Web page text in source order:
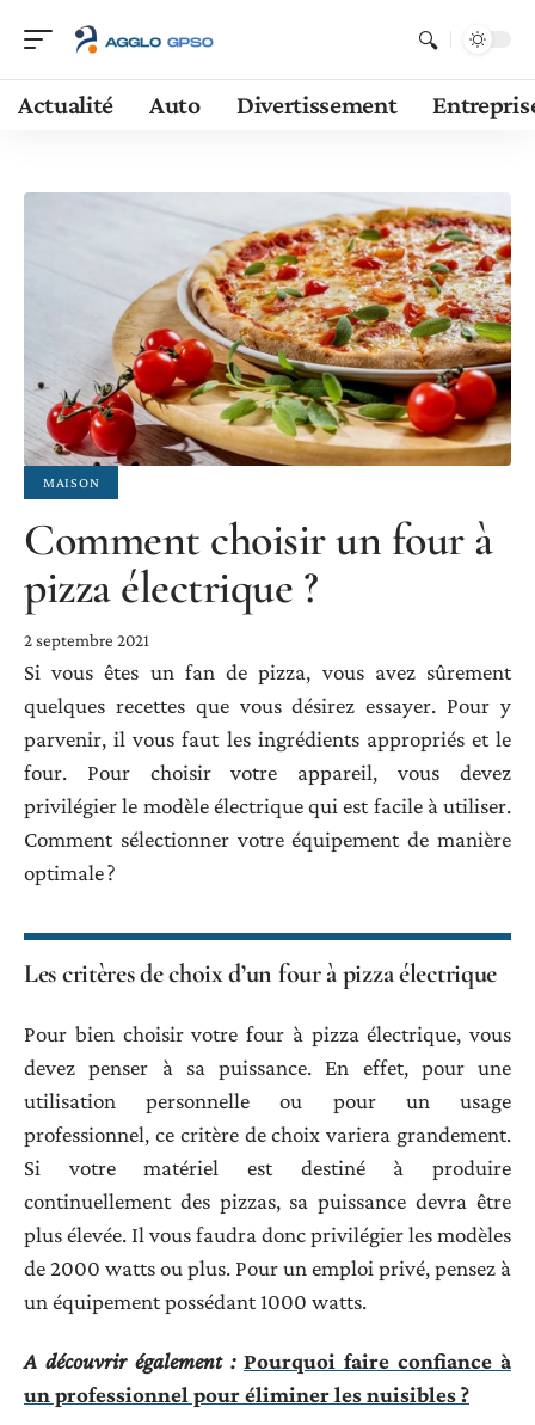
Actualité Auto Divertissement
MAISON
Comment choisir un four à
pizza électrique ?
2 septembre 2021
Si vous êtes un fan de pizza, vous avez sûrement
quelques recettes que vous désirez essayer. Pour y
parvenir, il vous faut les ingrédients appropriés et le
four. Pour choisir votre appareil, vous devez
privilégier le modèle électrique qui est facile à utiliser.
Comment sélectionner votre équipement de manière
optimale ?
Les critères de choix d’un four à pizza électrique
Pour bien choisir votre four à pizza électrique, vous
devez penser à sa puissance. En effet, pour une
utilisation personnelle ou pour un usage
professionnel, ce critère de choix variera grandement.
Si votre matériel est destiné à produire
continuellement des pizzas, sa puissance devra être
plus élevée. Il vous faudra donc privilégier les modèles
de 2000 watts ou plus. Pour un emploi privé, pensez à
un équipement possédant 1000 watts.
A découvrir également : Pourquoi faire confiance à
un professionnel pour éliminer les nuisibles ?